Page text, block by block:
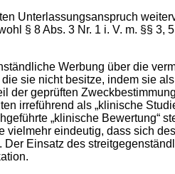
Unterlassungsanspruch
§ 8 Abs. 3 Nr. 1 i. V. m. §§ 3,
Werbung über die
sie nicht besitze, indem sie
der geprüften
irreführend als „klinische
„klinische Bewertung“
vielmehr eindeutig, dass sich
Einsatz des